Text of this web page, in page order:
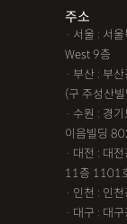
주소
· 서울 : 서
West 9층
· 부산 : 부
(구 주성산
· 수원 : 경
이음빌딩
· 대전 : 대
11층 1101
· 인천 : 인
· 대구 : 대